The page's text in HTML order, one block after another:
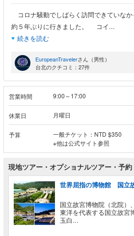
コロナ騒動でしばらく訪問できていな
約５年ぶりに行きました。 コイ...
続きを読む
EuropeanTravelerさん（男性）
台北のクチコミ：27件
営業時間 9:00～17:00
休業日 月曜日
予算
一般チケット：NTD $350
※他は公式サイト参照
現地ツアー・オプショナルツアー・予約
世界屈指の博物館 国立
国立故宮博物院（北院）
東洋を代表する国立故宮
玉白...